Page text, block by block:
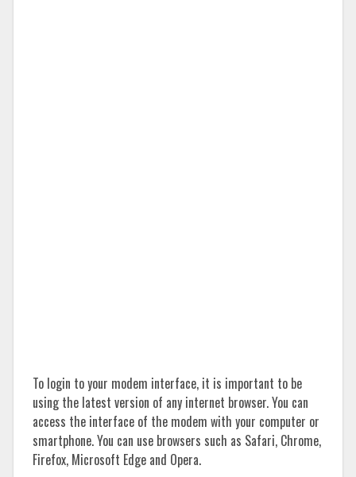
To login to your modem interface, it is important to be
using the latest version of any internet browser. You can
access the interface of the modem with your computer or
smartphone. You can use browsers such as Safari, Chrome,
Firefox, Microsoft Edge and Opera.